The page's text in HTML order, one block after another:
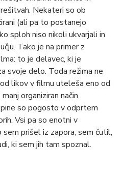
Nekateri so ob
(ali pa to postanejo
sploh niso nikoli ukvarjali in
Tako je na primer z
to je delavec, ki je
svoje delo. Toda režima ne
likov v filmu uteleša eno od
organiziran način
so pogosto v odprtem
Vsi pa so enotni v
prišel iz zapora, sem čutil,
ki sem jih tam spoznal.